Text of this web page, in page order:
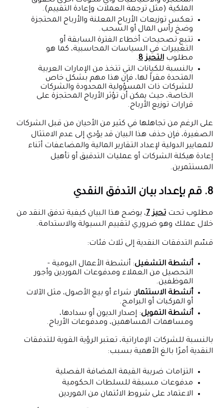
الملكية (مثل ترجمة العملات وإعادة التقييم).
تعكس توزيعات الأرباح المعلنة والأرباح المحتجزة
وضخ رأس المال أو السحب.
تتبع تصحيحات أخطاء الفترة السابقة أو
التغييرات في السياسات المحاسبية، كما هو
مطلوبالتحيز 8 .
بالنسبة للكيانات التي تتخذ من الإمارات العربية
المتحدة مقراً لها، فإن هذا مهم بشكل خاص
للشركات ذات المسؤولية المحدودة والشركات
الخاصة، حيث يمكن أن تؤثر الأرباح المحتجزة على
قرارات توزيع الأرباح.
على الرغم من تجاهلها في كثير من الأحيان من قبل الشركات
الصغيرة، فإن حذف هذا البيان قد يؤدي إلى عدم الامتثال
للمعايير الدولية لإعداد التقارير المالية والمضاعفات أثناء
إعادة هيكلة الشركات أو عمليات التدقيق أو تأهيل
المستثمرين.
8. قم بإعداد بيان التدفق النقدي
مطلوب تحتتحيز 7 ، يوضح هذا البيان كيفية تدفق النقد من
خلال عملك وهو ضروري لتقييم السيولة والاستدامة.
قسّم التدفقات النقدية إلى ثلاث فئات:
أنشطة التشغيل: أنشطة الأعمال اليومية -
التحصيل من العملاء ومدفوعات الموردين وأجور
الموظفين.
أنشطة الاستثمار: شراء أو بيع الأصول، مثل الآلات
أو المركبات أو البرامج.
أنشطة التمويل: إصدار الديون أو سدادها،
ومساهمات المساهمين، ومدفوعات الأرباح.
بالنسبة للشركات الإماراتية، تعتبر الرؤية القوية للتدفقات
النقدية أمرًا بالغ الأهمية بسبب:
التزامات ضريبة القيمة المضافة الفصلية
مدفوعات مسبقة للسلطات الحكومية
الاعتماد على شروط الائتمان من الموردين